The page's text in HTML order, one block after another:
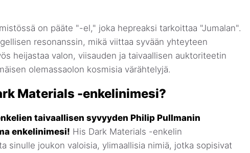
on pääte "-el," joka hepreaksi tarkoittaa "Jumalan".
resonanssin, mikä viittaa syvään yhteyteen
heijastaa valon, viisauden ja taivaallisen auktoriteetin
olemassaolon kosmisia värähtelyjä.
Materials -enkelinimesi?
taivaallisen syvyyden Philip Pullmanin
enkelinimesi! His Dark Materials -enkelin
sinulle joukon valoisia, ylimaallisia nimiä, jotka sopisivat